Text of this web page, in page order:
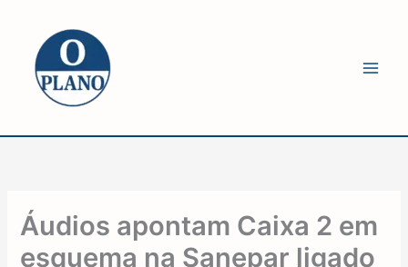
conteúdo
Áudios apontam Caixa 2 em
esquema na Sanepar ligado